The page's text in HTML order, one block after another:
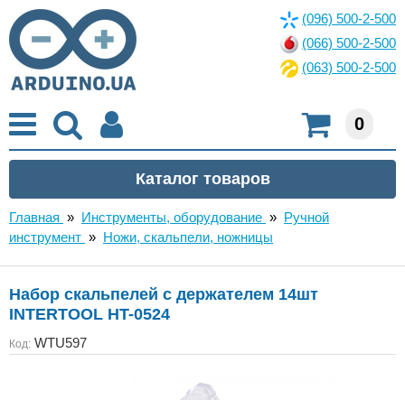
(096) 500-2-500
(066) 500-2-500
(063) 500-2-500
0
Главная » Инструменты, оборудование » Ручной
инструмент » Ножи, скальпели, ножницы
Набор скальпелей с держателем 14шт
INTERTOOL HT-0524
Код: WTU597